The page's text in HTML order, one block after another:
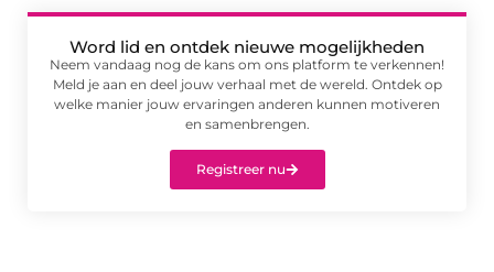
Word lid en ontdek nieuwe mogelijkheden
Neem vandaag nog de kans om ons platform te verkennen!
Meld je aan en deel jouw verhaal met de wereld. Ontdek op
welke manier jouw ervaringen anderen kunnen motiveren
en samenbrengen.
Registreer nu